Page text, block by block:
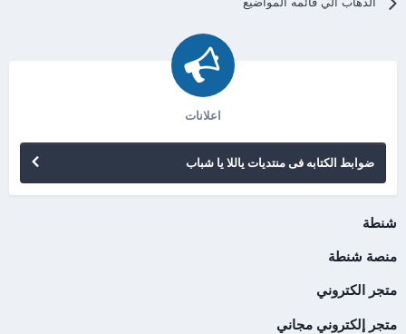
اعلانات
ضوابط الكتابه فى منتديات ياللا يا شباب
شنطة
منصة شنطة
متجر الكتروني
متجر إلكتروني مجاني